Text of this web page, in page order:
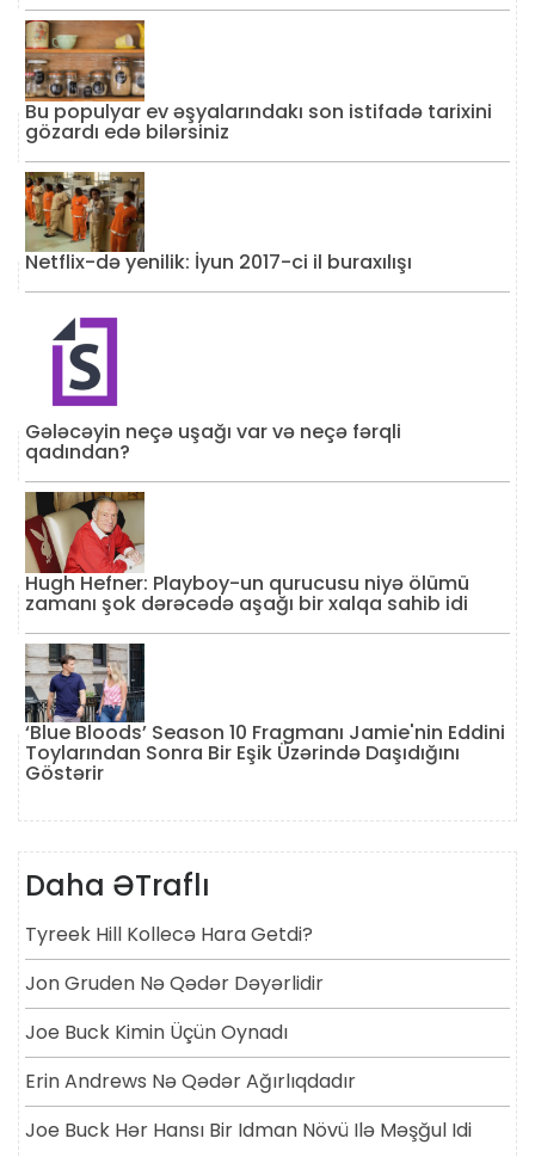
Bu populyar ev əşyalarındakı son istifadə tarixini
gözardı edə bilərsiniz
Netflix-də yenilik: İyun 2017-ci il buraxılışı
Gələcəyin neçə uşağı var və neçə fərqli
qadından?
Hugh Hefner: Playboy-un qurucusu niyə ölümü
zamanı şok dərəcədə aşağı bir xalqa sahib idi
‘Blue Bloods’ Season 10 Fragmanı Jamie'nin Eddini
Toylarından Sonra Bir Eşik Üzərində Daşıdığını
Göstərir
Daha ƏTraflı
Tyreek Hill Kollecə Hara Getdi?
Jon Gruden Nə Qədər Dəyərlidir
Joe Buck Kimin Üçün Oynadı
Erin Andrews Nə Qədər Ağırlıqdadır
Joe Buck Hər Hansı Bir Idman Növü Ilə Məşğul Idi